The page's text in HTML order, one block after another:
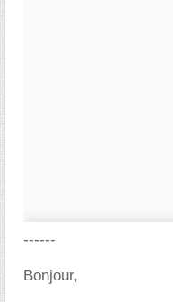
------
Bonjour,